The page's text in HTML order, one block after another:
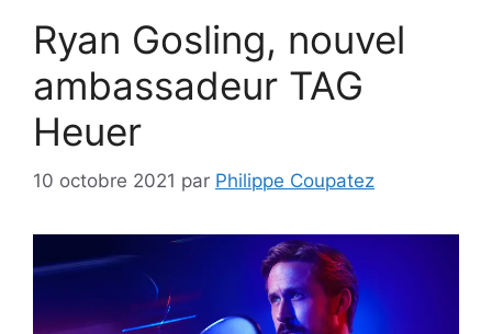
Ryan Gosling, nouvel
ambassadeur TAG
Heuer
10 octobre 2021 par Philippe Coupatez